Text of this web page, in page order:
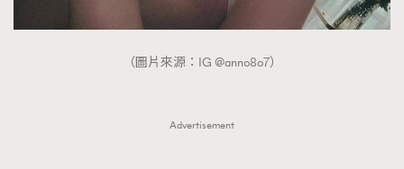
（圖片來源：IG @anno8o7）
Advertisement